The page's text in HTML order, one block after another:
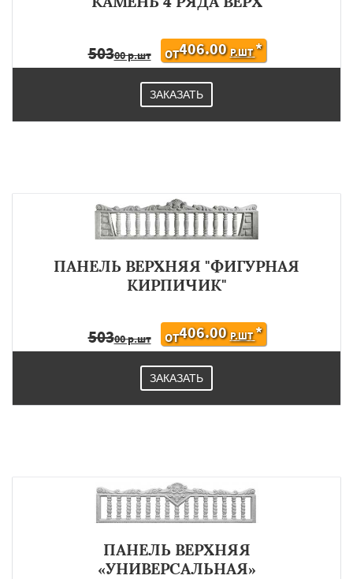
50300 р.шт ОТ406.00 Р.ШТ*
ЗАКАЗАТЬ
ПАНЕЛЬ ВЕРХНЯЯ "ФИГУРНАЯ
КИРПИЧИК"
50300 р.шт ОТ406.00 Р.ШТ*
ЗАКАЗАТЬ
ПАНЕЛЬ ВЕРХНЯЯ
«УНИВЕРСАЛЬНАЯ»